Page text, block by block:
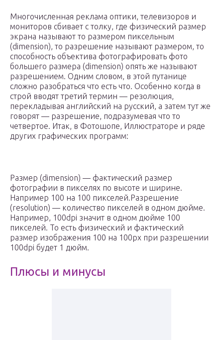
Многочисленная реклама оптики, телевизоров и
мониторов сбивает с толку, где физический размер
экрана называют то размером пиксельным
(dimension), то разрешение называют размером, то
способность объектива фотографировать фото
большего размера (dimension) опять же называют
разрешением. Одним словом, в этой путанице
сложно разобраться что есть что. Особенно когда в
строй вводят третий термин — резолюция,
перекладывая английский на русский, а затем тут же
говорят — разрешение, подразумевая что то
четвертое. Итак, в Фотошопе, Иллюстраторе и ряде
других графических программ:
Размер (dimension) — фактический размер
фотографии в пикселях по высоте и ширине.
Например 100 на 100 пикселей.Разрешение
(resolution) — количество пикселей в одном дюйме.
Например, 100dpi значит в одном дюйме 100
пикселей. То есть физический и фактический
размер изображения 100 на 100px при разрешении
100dpi будет 1 дюйм.
Плюсы и минусы